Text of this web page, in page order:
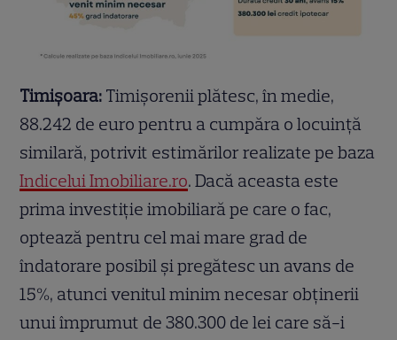
Timișoara: Timișorenii plătesc, în medie,
88.242 de euro pentru a cumpăra o locuință
similară, potrivit estimărilor realizate pe baza
Indicelui Imobiliare.ro. Dacă aceasta este
prima investiție imobiliară pe care o fac,
optează pentru cel mai mare grad de
îndatorare posibil și pregătesc un avans de
15%, atunci venitul minim necesar obținerii
unui împrumut de 380.300 de lei care să-i